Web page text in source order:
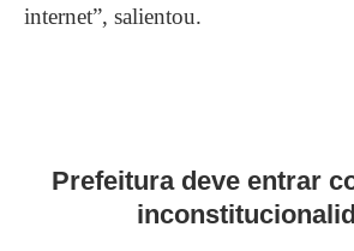
internet”, salientou.
Prefeitura deve entrar